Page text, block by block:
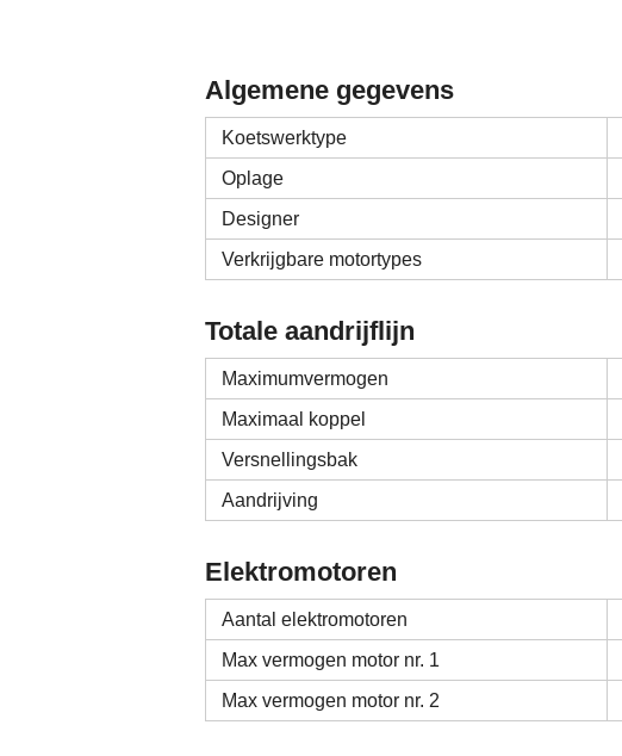
Algemene gegevens
Koetswerktype
Oplage
Designer
Verkrijgbare motortypes
Totale aandrijflijn
Maximumvermogen
Maximaal koppel
Versnellingsbak
Aandrijving
Elektromotoren
Aantal elektromotoren
Max vermogen motor nr. 1
Max vermogen motor nr. 2